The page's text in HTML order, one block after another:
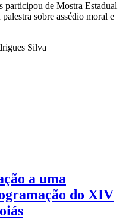
participou de Mostra Estadual
sobre assédio moral e
Silva
a uma
do XIV